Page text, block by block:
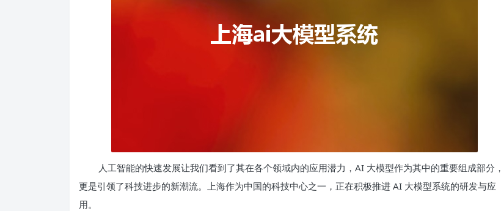
人工智能的快速发展让我们看到了其在各个领域内的应用潜力，AI 大模型作为其中的重要组成部分，
更是引领了科技进步的新潮流。上海作为中国的科技中心之一，正在积极推进 AI 大模型系统的研发与应
用。